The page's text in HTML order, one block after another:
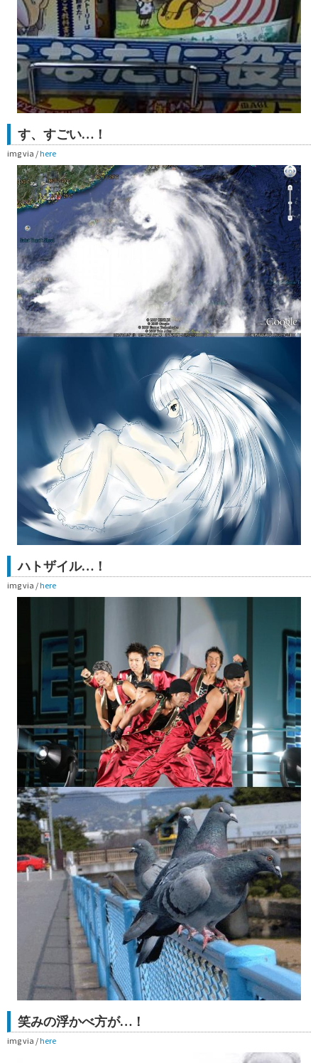
す、すごい…！
img via / here
ハトザイル…！
img via / here
笑みの浮かべ方が…！
img via / here